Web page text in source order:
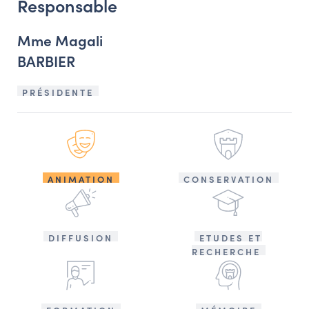
Responsable
Mme Magali
BARBIER
PRÉSIDENTE
ANIMATION CONSERVATION
DIFFUSION
ETUDES ET
RECHERCHE